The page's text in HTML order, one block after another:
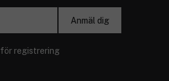
Anmäl dig
för registrering